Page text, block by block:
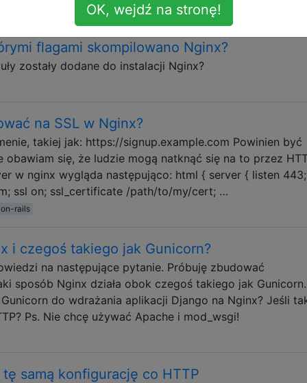
flagami skompilowano Nginx?
zostały dodane do instalacji Nginx?
na SSL w Nginx?
takiej jak: https://signup.example.com Powinien być
się, że ludzie mogą natknąć się na to przez
w nginx wygląda następująco: html { server { listen 443;
ssl on; ssl_certificate /path/to/my/cert; …
rails
i czegoś takiego jak Gunicorn?
na następujące pytanie. Próbuję zbudować
sposób Nginx działa obok czegoś takiego jak
do wdrażania aplikacji Django na Nginx? Jeśli
Ps. Nie chcę używać Apache i mod_wsgi!
samą konfigurację co HTTP
OK, wejdź na stronę!